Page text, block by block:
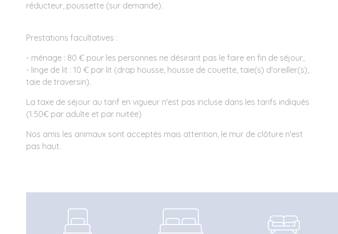
réducteur, poussette (sur demande).
Prestations facultatives :
- ménage : 80 € pour les personnes ne désirant pas le faire en fin de séjour,
- linge de lit : 10 € par lit (drap housse, housse de couette, taie(s) d'oreiller(s),
taie de traversin).
La taxe de séjour au tarif en vigueur n'est pas incluse dans les tarifs indiqués
(1.50€ par adulte et par nuitée)
Nos amis les animaux sont acceptés mais attention, le mur de clôture n'est
pas haut.